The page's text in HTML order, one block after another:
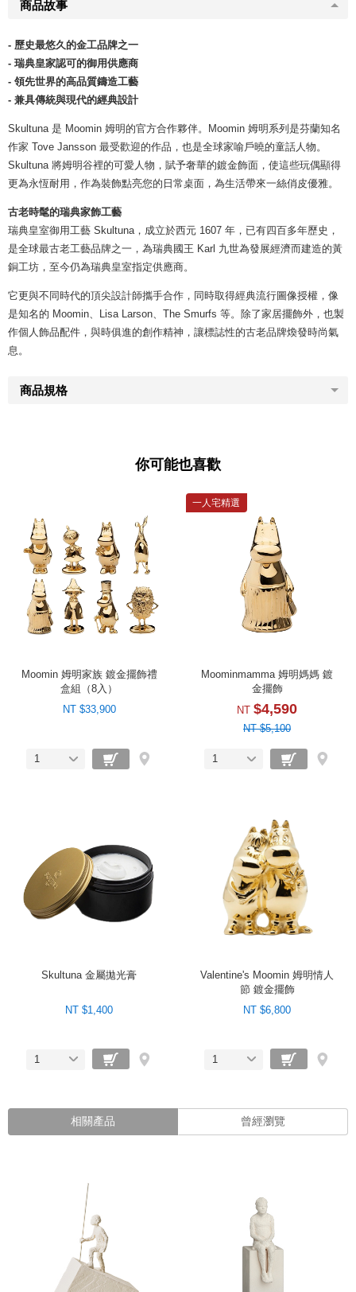
商品故事
- 歷史最悠久的金工品牌之一
- 瑞典皇家認可的御用供應商
- 領先世界的高品質鑄造工藝
- 兼具傳統與現代的經典設計
Skultuna 是 Moomin 姆明的官方合作夥伴。Moomin 姆明系列是芬蘭知名
作家 Tove Jansson 最受歡迎的作品，也是全球家喻戶曉的童話人物。
Skultuna 將姆明谷裡的可愛人物，賦予奢華的鍍金飾面，使這些玩偶顯得
更為永恆耐用，作為裝飾點亮您的日常桌面，為生活帶來一絲俏皮優雅。
古老時髦的瑞典家飾工藝
瑞典皇室御用工藝 Skultuna，成立於西元 1607 年，已有四百多年歷史，
是全球最古老工藝品牌之一，為瑞典國王 Karl 九世為發展經濟而建造的黃
銅工坊，至今仍為瑞典皇室指定供應商。
它更與不同時代的頂尖設計師攜手合作，同時取得經典流行圖像授權，像
是知名的 Moomin、Lisa Larson、The Smurfs 等。除了家居擺飾外，也製
作個人飾品配件，與時俱進的創作精神，讓標誌性的古老品牌煥發時尚氣
息。
商品規格
你可能也喜歡
Moomin 姆明家族 鍍金擺飾禮
盒組（8入）
NT $33,900
1
一人宅精選
Moominmamma 姆明媽媽 鍍
金擺飾
NT $4,590
NT $5,100
1
Skultuna 金屬拋光膏
NT $1,400
1
Valentine's Moomin 姆明情人
節 鍍金擺飾
NT $6,800
1
相關產品 曾經瀏覽